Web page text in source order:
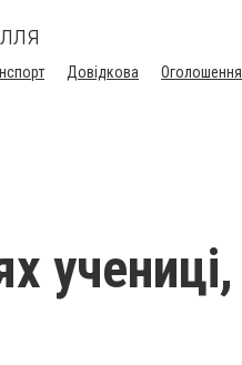
Довідкова Оголошення
учениці,